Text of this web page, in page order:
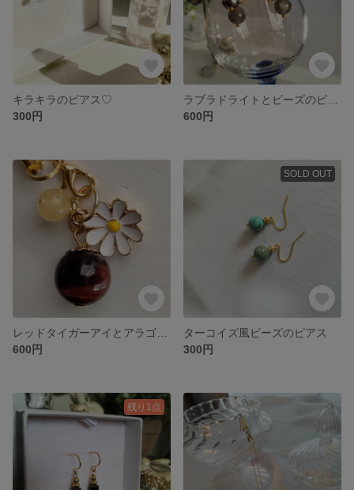
キラキラのピアス♡
300円
600円
600円
SOLD OUT
ターコイズ風ビーズのピアス
300円
残り1点